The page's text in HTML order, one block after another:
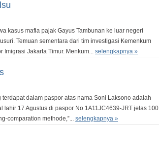
kasus mafia pajak Gayus Tambunan ke luar negeri
Temuan sementara dari tim investigasi Kemenkum
Imigrasi Jakarta Timur. Menkum... selengkapnya »
dalam paspor atas nama Soni Laksono adalah
lahir 17 Agustus di paspor No 1A11JC4639-JRT jelas 100
comparation methode,”... selengkapnya »